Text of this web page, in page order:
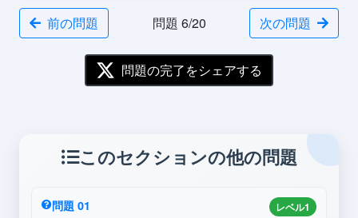
前の問題 問題 6/20 次の問題
問題の完了をシェアする
このセクションの他の問題
レベル1
問題 01